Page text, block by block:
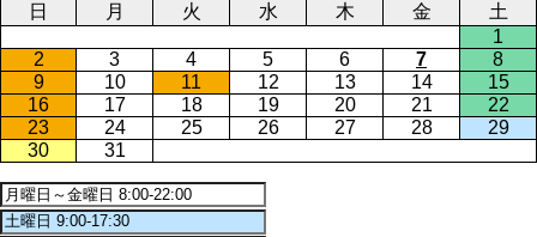
日 月 火 水 木 金
土
1
2
3 4 5 6 7
8
9
10 11 12 13 14
15
16
17 18 19 20 21
22
23
24 25 26 27 28
29
30
31